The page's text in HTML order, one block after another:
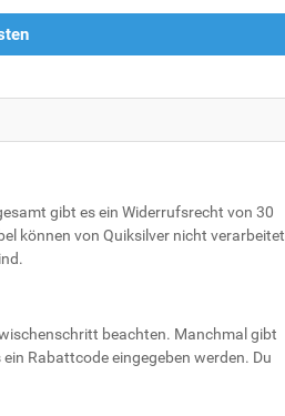
gibt es ein Widerrufsrecht von 30
können von Quiksilver nicht verarbeitet
beachten. Manchmal gibt
Rabattcode eingegeben werden. Du